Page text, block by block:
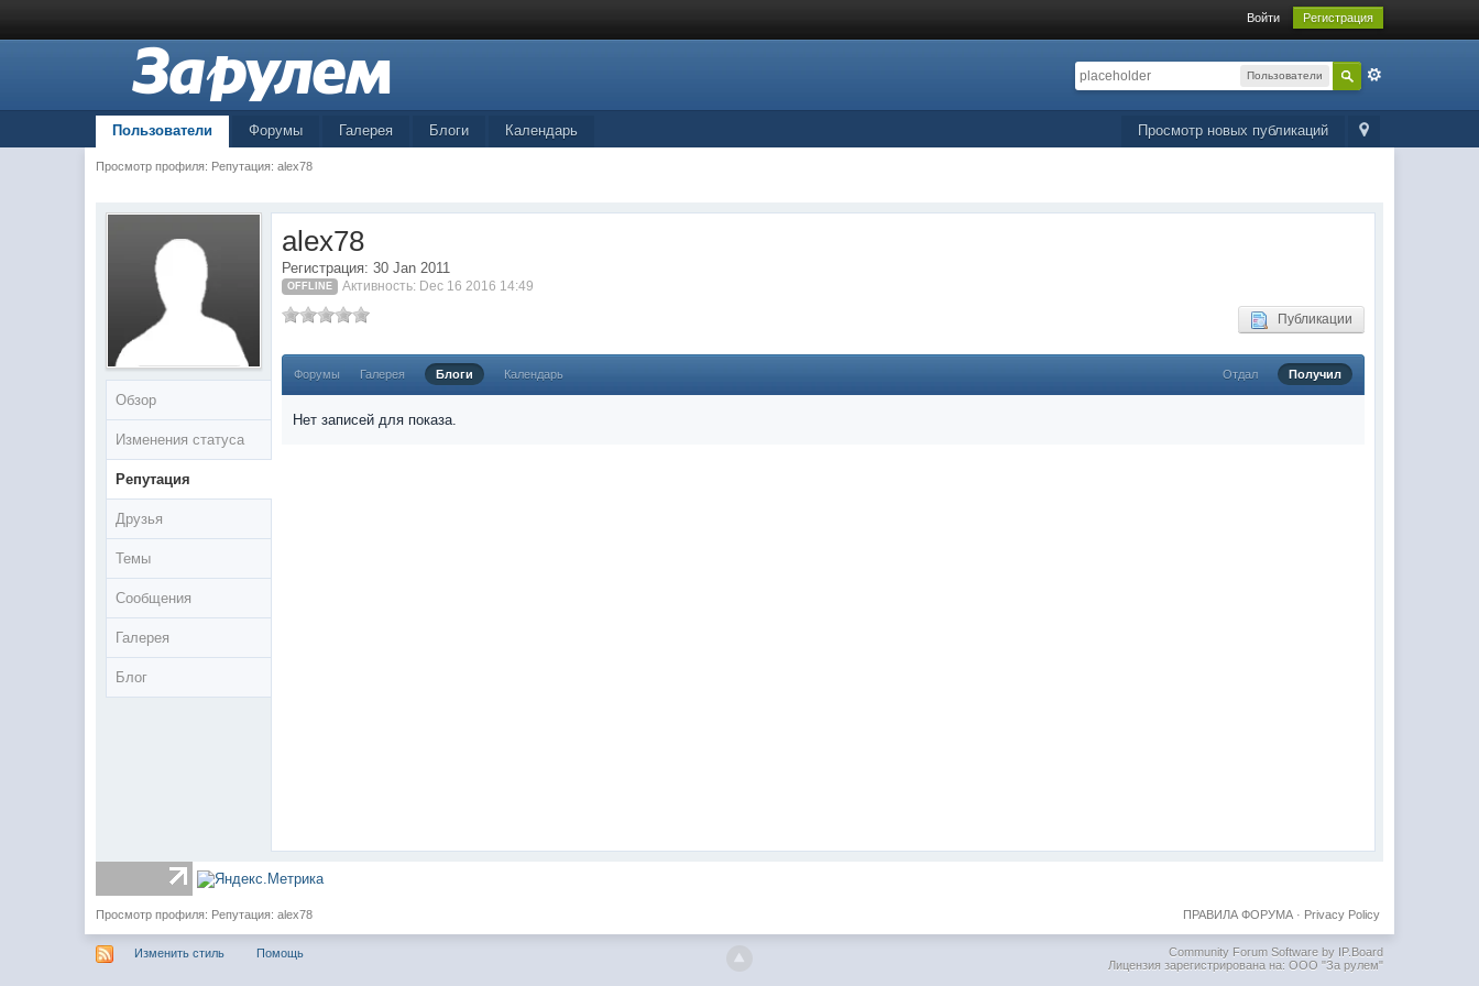
Войти Регистрация
Пользователи
Просмотр новых публикаций
Пользователи Форумы Галерея Блоги Календарь
Просмотр профиля: Репутация: alex78
Обзор
Изменения статуса
Репутация
Друзья
Темы
Сообщения
Галерея
Блог
alex78
Регистрация: 30 Jan 2011
OFFLINE Активность: Dec 16 2016 14:49
Публикации
Форумы Галерея Блоги Календарь Отдал Получил
Нет записей для показа.
Просмотр профиля: Репутация: alex78 Privacy Policy
ПРАВИЛА ФОРУМА·
Изменить стиль Помощь
Community Forum Software by IP.Board
Лицензия зарегистрирована на: ООО "За рулем"